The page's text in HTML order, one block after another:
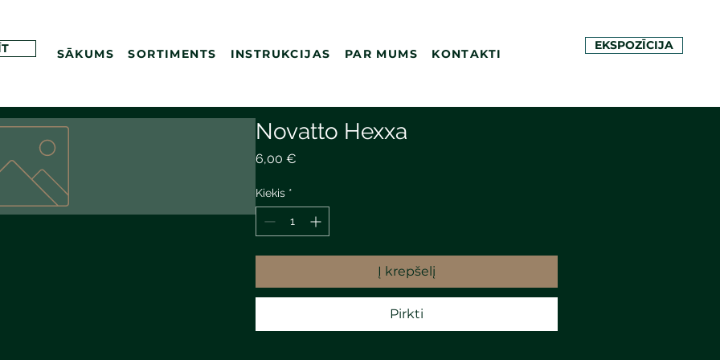
SĀKUMS SORTIMENTS INSTRUKCIJAS PAR MUMS KONTAKTI
EKSPOZĪCIJA
Novatto Hexxa
6,00 €
Kiekis *
Į krepšelį
Pirkti